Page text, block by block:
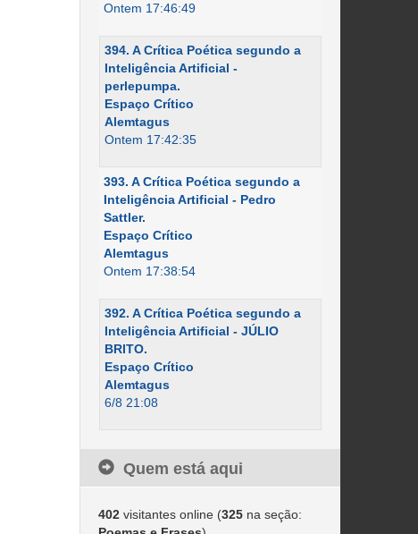
Ontem 17:46:49
394. A Crítica Poética segundo a
Inteligência Artificial -
perlepumpa.
Espaço Crítico
Alemtagus
Ontem 17:42:35
393. A Crítica Poética segundo a
Inteligência Artificial - Pedro
Sattler.
Espaço Crítico
Alemtagus
Ontem 17:38:54
392. A Crítica Poética segundo a
Inteligência Artificial - JÚLIO
BRITO.
Espaço Crítico
Alemtagus
6/8 21:08
Quem está aqui
402visitantes online (325na seção: